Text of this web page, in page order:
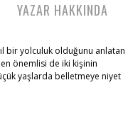
bir yolculuk olduğunu anlatan
önemlisi de iki kişinin
yaşlarda belletmeye niyet
YAZAR HAKKINDA